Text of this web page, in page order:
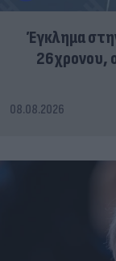
Έγκλημα
26χρονου,
08.08.2026